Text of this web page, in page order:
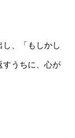
、「もしかし
すうちに、心が